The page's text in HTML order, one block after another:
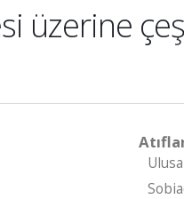
üzerine